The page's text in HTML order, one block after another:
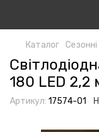
Каталог
180 LED 2,2
Артикул: 17574-01